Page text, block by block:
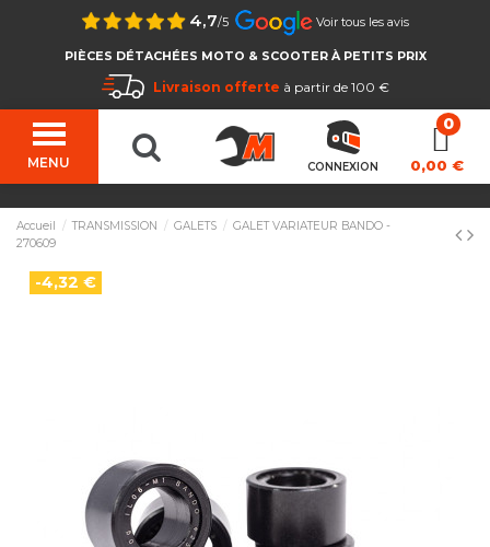
4,7/5 Voir tous les avis
PIÈCES DÉTACHÉES MOTO & SCOOTER À PETITS PRIX
Livraison offerte à partir de 100 €
MENU CONNEXION 0,00 €
Accueil TRANSMISSION GALETS
GALET VARIATEUR BANDO -
270609
-4,32 €